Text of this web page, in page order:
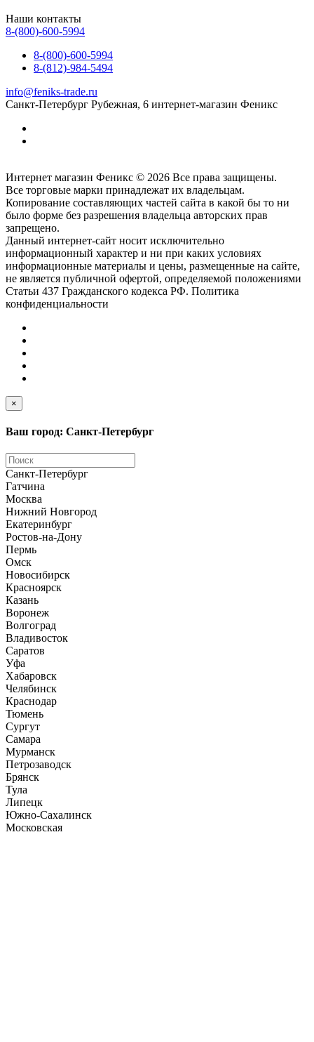
Наши контакты
8-(800)-600-5994
8-(800)-600-5994
8-(812)-984-5494
info@feniks-trade.ru
Санкт-Петербург Рубежная, 6 интернет-магазин Феникс
Интернет магазин Феникс © 2026 Все права защищены.
Все торговые марки принадлежат их владельцам.
Копирование составляющих частей сайта в какой бы то ни
было форме без разрешения владельца авторских прав
запрещено.
Данный интернет-сайт носит исключительно
информационный характер и ни при каких условиях
информационные материалы и цены, размещенные на сайте,
не является публичной офертой, определяемой положениями
Статьи 437 Гражданского кодекса РФ. Политика
конфиденциальности
×
Ваш город: Санкт-Петербург
Санкт-Петербург
Гатчина
Москва
Нижний Новгород
Екатеринбург
Ростов-на-Дону
Пермь
Омск
Новосибирск
Красноярск
Казань
Воронеж
Волгоград
Владивосток
Саратов
Уфа
Хабаровск
Челябинск
Краснодар
Тюмень
Сургут
Самара
Мурманск
Петрозаводск
Брянск
Тула
Липецк
Южно-Сахалинск
Московская